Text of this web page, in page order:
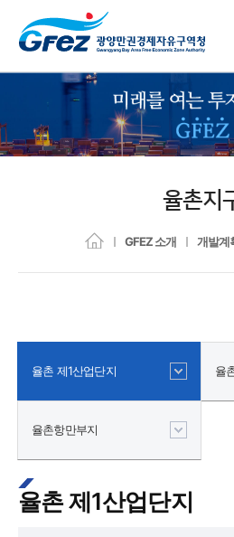
율촌지
GFEZ 소개 개발계
율촌 제1산업단지 율
율촌항만부지
율촌 제1산업단지